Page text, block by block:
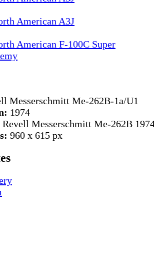
Messerschmitt Me-262B-1a/U1
1974
Revell Messerschmitt Me-262B
960 x 615 px